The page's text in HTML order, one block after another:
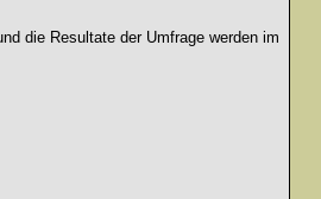
die Resultate der Umfrage werden im